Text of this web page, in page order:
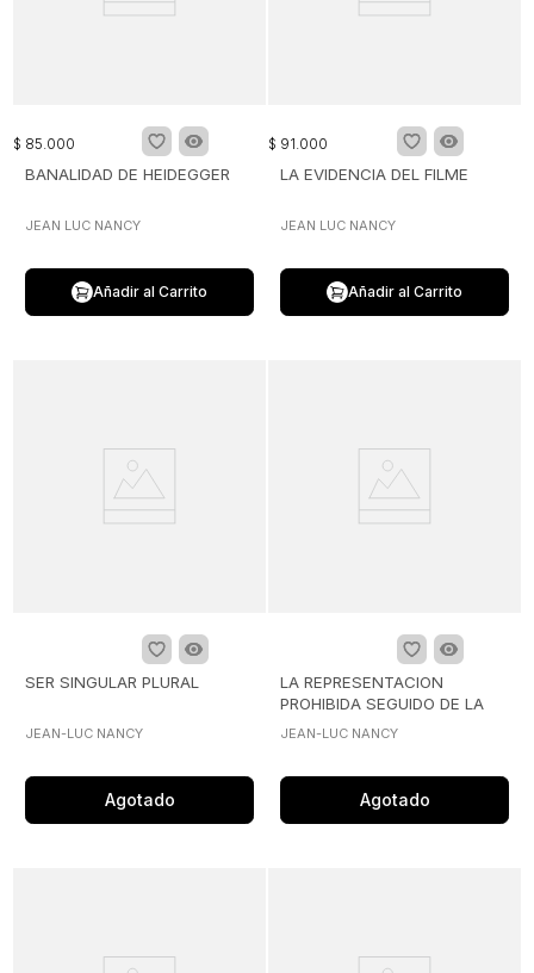
$ 85.000
BANALIDAD DE HEIDEGGER
JEAN LUC NANCY
Añadir al Carrito
$ 91.000
LA EVIDENCIA DEL FILME
JEAN LUC NANCY
Añadir al Carrito
SER SINGULAR PLURAL
JEAN-LUC NANCY
Agotado
LA REPRESENTACION
PROHIBIDA SEGUIDO DE LA
SHOAH UN SOPLO
JEAN-LUC NANCY
Agotado